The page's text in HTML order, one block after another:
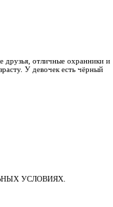
друзья, отличные охранники и
У девочек есть чёрный
УСЛОВИЯХ.